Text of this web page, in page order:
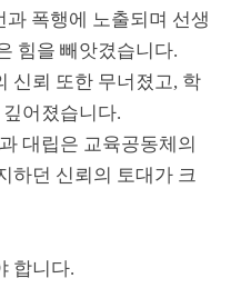
과 폭행에 노출되며 선생
힘을 빼앗겼습니다.
신뢰 또한 무너졌고, 학
어졌습니다.
대립은 교육공동체의
하던 신뢰의 토대가 크
합니다.